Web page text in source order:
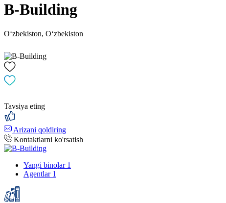
B-Building
Oʻzbekiston, Oʻzbekiston
Tavsiya eting
Arizani qoldiring
Kontaktlarni ko'rsatish
Yangi binolar 1
Agentlar 1